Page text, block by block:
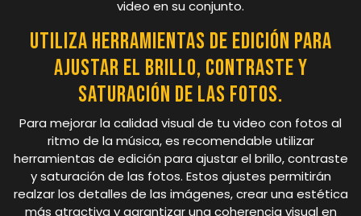
video en su conjunto.
Utiliza herramientas de edición para
ajustar el brillo, contraste y
saturación de las fotos.
Para mejorar la calidad visual de tu video con fotos al
ritmo de la música, es recomendable utilizar
herramientas de edición para ajustar el brillo, contraste
y saturación de las fotos. Estos ajustes permitirán
realzar los detalles de las imágenes, crear una estética
más atractiva y garantizar una coherencia visual en